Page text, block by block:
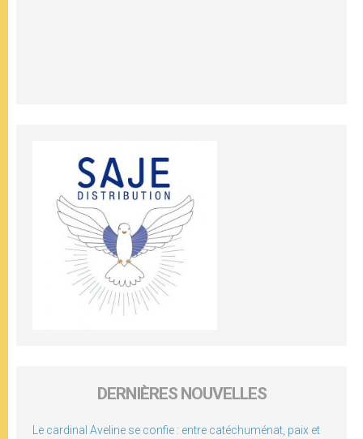
DERNIÈRES NOUVELLES
Le cardinal Aveline se confie : entre catéchuménat, paix et